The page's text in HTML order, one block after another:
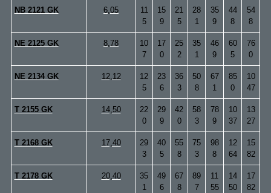
NB 2121 GK 6,05
11
5
15
9
21
5
28
1
35
9
44
8
54
8
NE 2125 GK 8,78
10
7
17
0
25
2
35
1
46
9
60
5
76
0
NE 2134 GK 12,12
12
5
23
6
36
3
50
8
67
1
85
0
10
47
T 2155 GK 14,50
22
0
29
9
42
0
58
3
78
9
10
37
13
27
T 2168 GK 17,40
29
3
40
5
55
8
75
3
98
8
12
64
15
82
T 2178 GK 20,40
35
1
49
6
67
8
89
7
11
55
14
50
17
82